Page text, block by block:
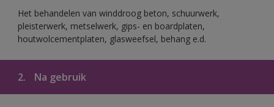
Het behandelen van winddroog beton, schuurwerk,
pleisterwerk, metselwerk, gips- en boardplaten,
houtwolcementplaten, glasweefsel, behang e.d.
2. Na gebruik